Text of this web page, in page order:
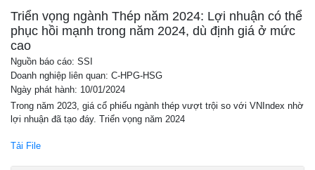
Triển vọng ngành Thép năm 2024: Lợi nhuận có thể
phục hồi mạnh trong năm 2024, dù định giá ở mức
cao
Nguồn báo cáo: SSI
Doanh nghiệp liên quan: C-HPG-HSG
Ngày phát hành: 10/01/2024
Trong năm 2023, giá cổ phiếu ngành thép vượt trội so với VNIndex nhờ
lợi nhuận đã tạo đáy. Triển vọng năm 2024
Tải File